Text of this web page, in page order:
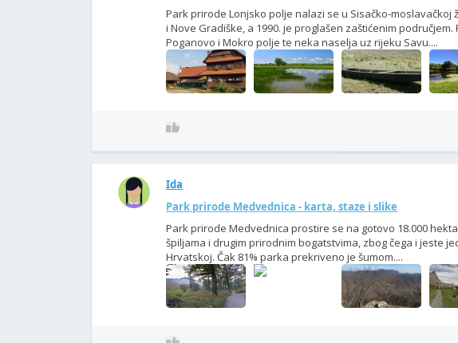
Park prirode Lonjsko polje nalazi se u Sisačko-moslavačkoj
i Nove Gradiške, a 1990. je proglašen zaštićenim
Poganovo i Mokro polje te neka naselja uz rijeku Savu....
Ida
Park prirode Medvednica - karta, staze i slike
Park prirode Medvednica prostire se na gotovo 18.000
špiljama i drugim prirodnim bogatstvima, zbog čega i jeste
Hrvatskoj. Čak 81% parka prekriveno je šumom....